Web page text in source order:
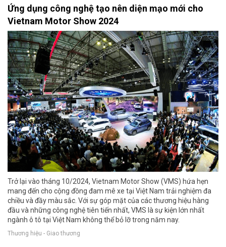
Ứng dụng công nghệ tạo nên diện mạo mới cho
Vietnam Motor Show 2024
Trở lại vào tháng 10/2024, Vietnam Motor Show (VMS) hứa hẹn
mang đến cho cộng đồng đam mê xe tại Việt Nam trải nghiệm đa
chiều và đầy màu sắc. Với sự góp mặt của các thương hiệu hàng
đầu và những công nghệ tiên tiến nhất, VMS là sự kiện lớn nhất
ngành ô tô tại Việt Nam không thể bỏ lỡ trong năm nay.
Thương hiệu - Giao thương